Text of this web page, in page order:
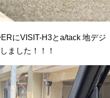
にVISIT-H3とa/tack 地デジ
ました！！！